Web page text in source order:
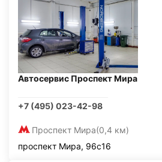
Автосервис Проспект Мира
+7 (495) 023-42-98
Проспект Мира(0,4 км)
проспект Мира, 96с16